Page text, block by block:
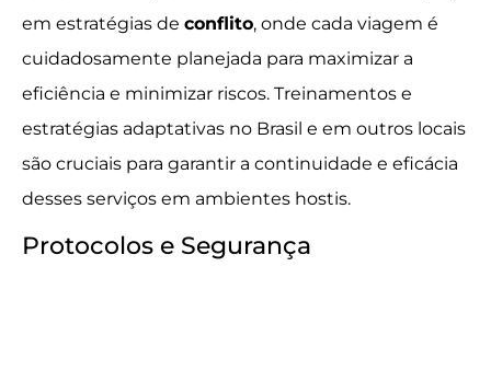
em estratégias de conflito, onde cada viagem é
cuidadosamente planejada para maximizar a
eficiência e minimizar riscos. Treinamentos e
estratégias adaptativas no Brasil e em outros locais
são cruciais para garantir a continuidade e eficácia
desses serviços em ambientes hostis.
Protocolos e Segurança